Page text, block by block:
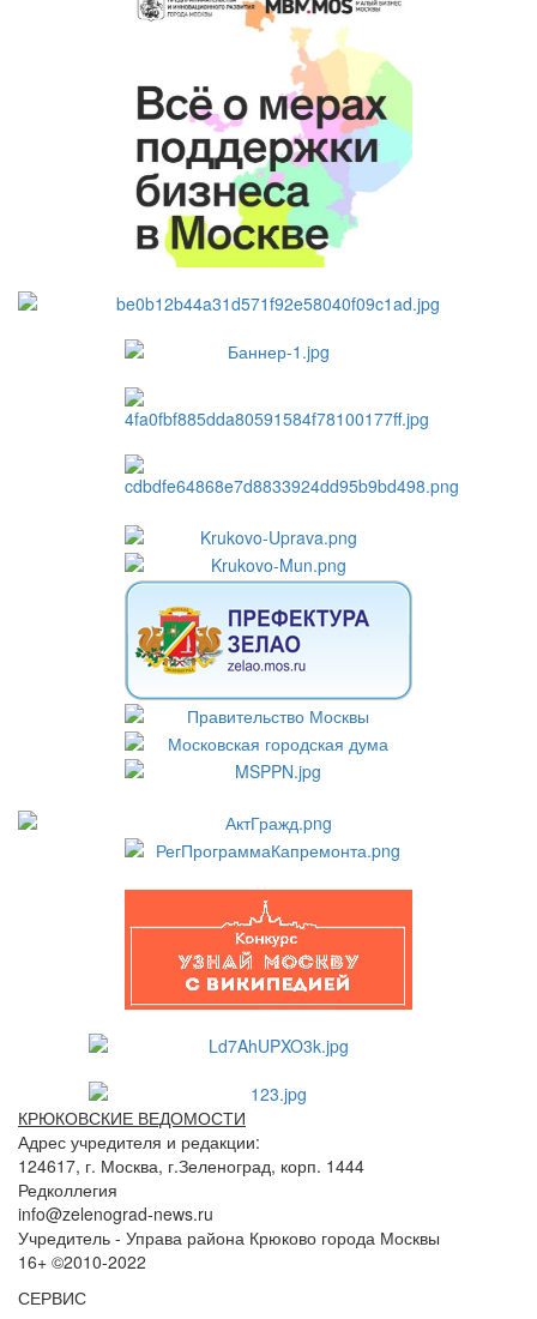
КРЮКОВСКИЕ ВЕДОМОСТИ
Адрес учредителя и редакции:
124617, г. Москва, г.Зеленоград, корп. 1444
Редколлегия
info@zelenograd-news.ru
Учредитель - Управа района Крюково города Москвы
16+ ©2010-2022
СЕРВИС